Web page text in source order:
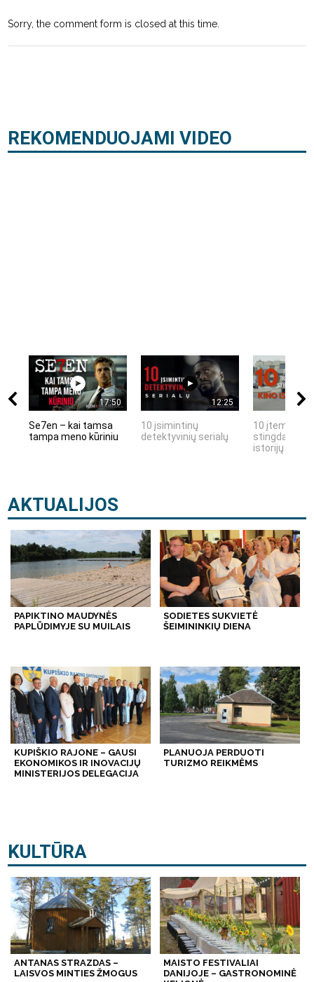
Sorry, the comment form is closed at this time.
REKOMENDUOJAMI VIDEO
17:50
Se7en – kai tamsa
tampa meno kūriniu
12:25
10 įsimintinų
detektyvinių serialų
10 įtemptų,
stingdančių
istorijų
AKTUALIJOS
PAPIKTINO MAUDYNĖS
PAPLŪDIMYJE SU MUILAIS
SODIETES SUKVIETĖ
ŠEIMININKIŲ DIENA
KUPIŠKIO RAJONE – GAUSI
EKONOMIKOS IR INOVACIJŲ
MINISTERIJOS DELEGACIJA
PLANUOJA PERDUOTI
TURIZMO REIKMĖMS
KULTŪRA
ANTANAS STRAZDAS –
LAISVOS MINTIES ŽMOGUS
MAISTO FESTIVALIAI
DANIJOJE – GASTRONOMINĖ